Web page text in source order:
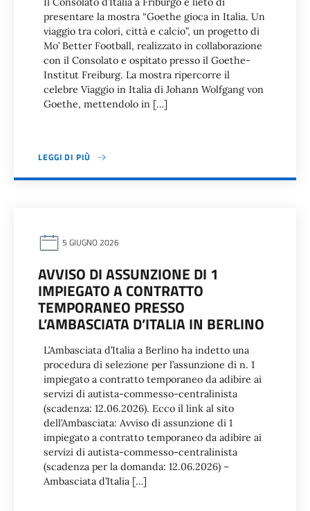
presentare la mostra “Goethe gioca in Italia. Un
viaggio tra colori, città e calcio”, un progetto di
Mo’ Better Football, realizzato in collaborazione
con il Consolato e ospitato presso il Goethe-
Institut Freiburg. La mostra ripercorre il
celebre Viaggio in Italia di Johann Wolfgang von
Goethe, mettendolo in […]
LEGGI DI PIÙ
5 GIUGNO 2026
AVVISO DI ASSUNZIONE DI 1
IMPIEGATO A CONTRATTO
TEMPORANEO PRESSO
L’AMBASCIATA D’ITALIA IN BERLINO
L’Ambasciata d’Italia a Berlino ha indetto una
procedura di selezione per l’assunzione di n. 1
impiegato a contratto temporaneo da adibire ai
servizi di autista-commesso-centralinista
(scadenza: 12.06.2026). Ecco il link al sito
dell’Ambasciata: Avviso di assunzione di 1
impiegato a contratto temporaneo da adibire ai
servizi di autista-commesso-centralinista
(scadenza per la domanda: 12.06.2026) –
Ambasciata d’Italia […]